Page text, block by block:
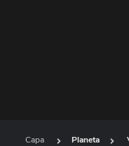
Capa Planeta